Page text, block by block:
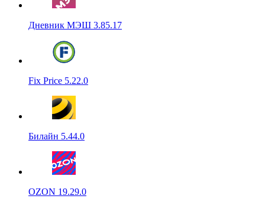
Дневник МЭШ 3.85.17
Fix Price 5.22.0
Билайн 5.44.0
OZON 19.29.0